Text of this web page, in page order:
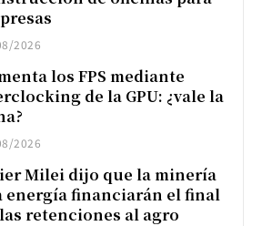
2026
los FPS mediante
de la GPU: ¿vale la
2026
Milei dijo que la minería
energía financiarán el final
retenciones al agro